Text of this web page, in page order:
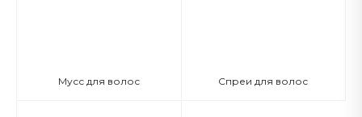
Мусс для волос Спреи для волос